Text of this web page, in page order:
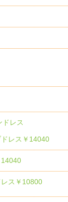
ドレス
レス￥14040
ス￥10800